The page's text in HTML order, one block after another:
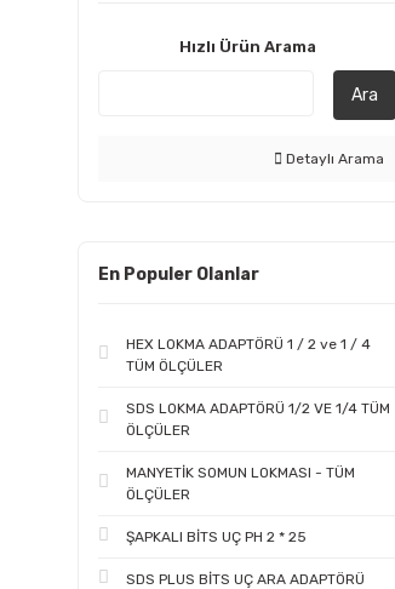
Hızlı Ürün Arama
Ara
Detaylı Arama
En Populer Olanlar
HEX LOKMA ADAPTÖRÜ 1 / 2 ve 1 / 4
TÜM ÖLÇÜLER
SDS LOKMA ADAPTÖRÜ 1/2 VE 1/4 TÜM
ÖLÇÜLER
MANYETİK SOMUN LOKMASI - TÜM
ÖLÇÜLER
ŞAPKALI BİTS UÇ PH 2 * 25
SDS PLUS BİTS UÇ ARA ADAPTÖRÜ